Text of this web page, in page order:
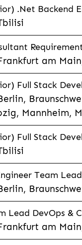
.Net Backend
am
Full Stack
Mannheim,
Full Stack
Team
Lead DevOps &
am